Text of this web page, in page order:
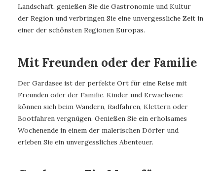
Landschaft, genießen Sie die Gastronomie und Kultur
der Region und verbringen Sie eine unvergessliche Zeit in
einer der schönsten Regionen Europas.
Mit Freunden oder der Familie
Der Gardasee ist der perfekte Ort für eine Reise mit
Freunden oder der Familie. Kinder und Erwachsene
können sich beim Wandern, Radfahren, Klettern oder
Bootfahren vergnügen. Genießen Sie ein erholsames
Wochenende in einem der malerischen Dörfer und
erleben Sie ein unvergessliches Abenteuer.